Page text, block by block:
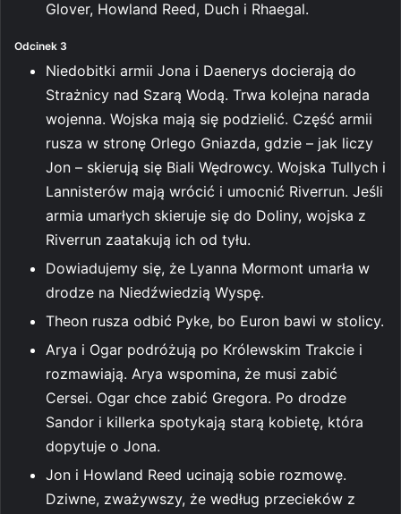
Glover, Howland Reed, Duch i Rhaegal.
Odcinek 3
Niedobitki armii Jona i Daenerys docierają do
Strażnicy nad Szarą Wodą. Trwa kolejna narada
wojenna. Wojska mają się podzielić. Część armii
rusza w stronę Orlego Gniazda, gdzie – jak liczy
Jon – skierują się Biali Wędrowcy. Wojska Tullych i
Lannisterów mają wrócić i umocnić Riverrun. Jeśli
armia umarłych skieruje się do Doliny, wojska z
Riverrun zaatakują ich od tyłu.
Dowiadujemy się, że Lyanna Mormont umarła w
drodze na Niedźwiedzią Wyspę.
Theon rusza odbić Pyke, bo Euron bawi w stolicy.
Arya i Ogar podróżują po Królewskim Trakcie i
rozmawiają. Arya wspomina, że musi zabić
Cersei. Ogar chce zabić Gregora. Po drodze
Sandor i killerka spotykają starą kobietę, która
dopytuje o Jona.
Jon i Howland Reed ucinają sobie rozmowę.
Dziwne, zważywszy, że według przecieków z